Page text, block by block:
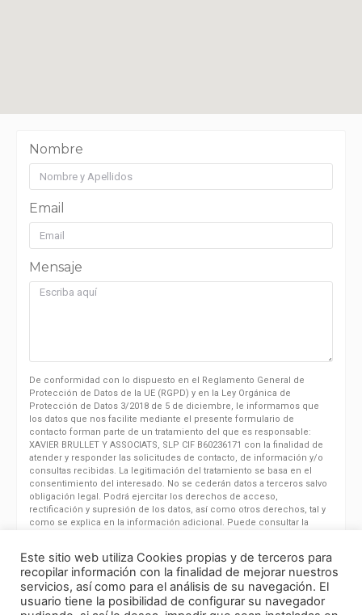
Nombre
Email
Mensaje
De conformidad con lo dispuesto en el Reglamento General de
Protección de Datos de la UE (RGPD) y en la Ley Orgánica de
Protección de Datos 3/2018 de 5 de diciembre, le informamos que
los datos que nos facilite mediante el presente formulario de
contacto forman parte de un tratamiento del que es responsable:
XAVIER BRULLET Y ASSOCIATS, SLP CIF B60236171 con la finalidad de
atender y responder las solicitudes de contacto, de información y/o
consultas recibidas. La legitimación del tratamiento se basa en el
consentimiento del interesado. No se cederán datos a terceros salvo
obligación legal. Podrá ejercitar los derechos de acceso,
rectificación y supresión de los datos, así como otros derechos, tal y
como se explica en la información adicional. Puede consultar la
info@brullet.com
He leído y acepto laPolítica de privacidad.
Este sitio web utiliza Cookies propias y de terceros para
recopilar información con la finalidad de mejorar nuestros
servicios, así como para el análisis de su navegación. El
usuario tiene la posibilidad de configurar su navegador